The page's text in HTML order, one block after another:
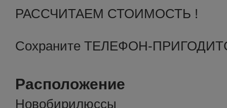
РАССЧИТАЕМ СТОИМОСТЬ !
Сохраните ТЕЛЕФОН-
Расположение
Новобирилюссы